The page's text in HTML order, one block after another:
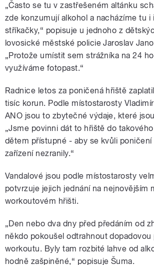
„Často se tu v zastřešeném altánku
zde konzumují alkohol a nacházíme tu i
stříkačky,“ popisuje u jednoho z
lovosické městské policie Jaroslav
„Protože umístit sem strážníka na 24
využíváme fotopast.“
Radnice letos za poničená hřiště
tisíc korun. Podle místostarosty
ANO jsou to zbytečné výdaje, které
„Jsme povinni dát to hřiště do
dětem přístupné ‒ aby se kvůli
zařízení nezranily.“
Vandalové jsou podle místostarosty
potvrzuje jejich jednání na nejnovějším
workoutovém hřišti.
„Den nebo dva dny před předáním od
někdo pokoušel odtrahnout dopadovou
workoutu. Byly tam rozbité lahve od
hodně zašpiněné,“ popisuje Šuma.